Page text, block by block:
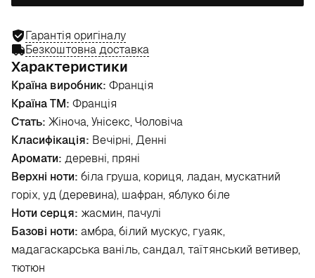
Гарантія оригіналу
Безкоштовна доставка
Характеристики
Країна виробник: Франція
Країна ТМ: Франція
Стать: Жіноча, Унісекс, Чоловіча
Класифікація: Вечірні, Денні
Аромати: деревні, пряні
Верхні ноти: біла груша, кориця, ладан, мускатний
горіх, уд (деревина), шафран, яблуко біле
Ноти серця: жасмин, пачулі
Базові ноти: амбра, білий мускус, гуаяк,
мадагаскарська ваніль, сандал, таїтянський ветивер,
тютюн